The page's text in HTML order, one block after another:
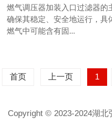
燃气调压器加装入口过滤器的
确保其稳定、安全地运行，具
燃气中可能含有固...
首页 上一页 1
Copyright © 2023-2024湖